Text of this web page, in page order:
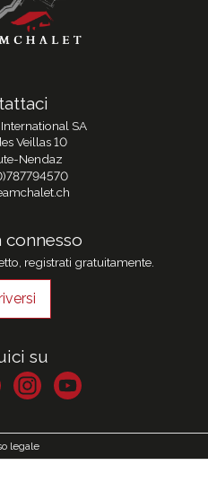
SA
Veillas 10
Nendaz
connesso
registrati gratuitamente.
su
legale